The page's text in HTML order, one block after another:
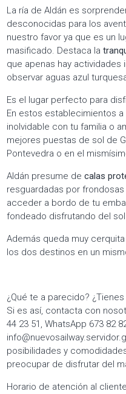
La ría de Aldán es
desconocidas para los
nuestro favor ya que es un
masificado. Destaca la
que apenas hay
observar aguas azul
Es el lugar perfecto para
En estos establecimientos
inolvidable con tu familia o
mejores puestas de sol de
Pontevedra o en el
Aldán presume decalas
resguardadas por
acceder a bordo de tu
fondeado disfrutando del
Además queda muy
los dos destinos en un
¿Qué te a parecido?
Si es así, contacta con
44 23 51, WhatsApp 673 82
posibilidades y
preocupar de disfrutar del
Horario de atención al